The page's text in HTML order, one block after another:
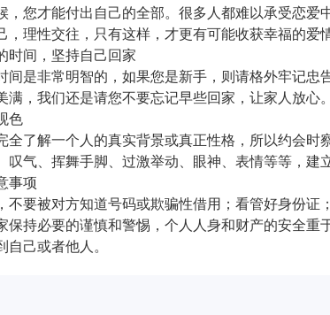
，您才能付出自己的全部。很多人都难以承受恋
，理性交往，只有这样，才更有可能收获幸福的爱情
时间，坚持自己回家
间是非常明智的，如果您是新手，则请格外牢记
满，我们还是请您不要忘记早些回家，让家人放心。
色
全了解一个人的真实背景或真正性格，所以约会
叹气、挥舞手脚、过激举动、眼神、表情等等，建
事项
不要被对方知道号码或欺骗性借用；看管好身份
必要的谨慎和警惕，个人人身和财产的安全重
自己或者他人。